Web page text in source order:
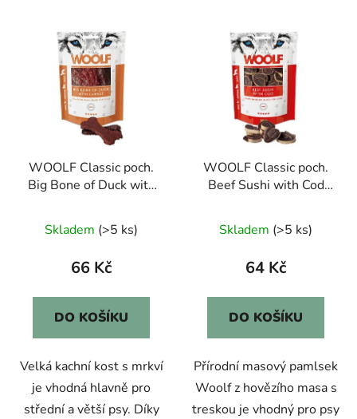
WOOLF Classic poch.
Big Bone of Duck with
Skladem (>5 ks)
66 Kč
DO KOŠÍKU
Velká kachní kost s mrkví
je vhodná hlavně pro
střední a větší psy. Díky
WOOLF Classic poch.
Beef Sushi with Cod
Skladem (>5 ks)
64 Kč
DO KOŠÍKU
Přírodní masový pamlsek
Woolf z hovězího masa s
treskou je vhodný pro psy